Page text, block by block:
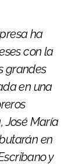
ha
con la
grandes
en una
José María
en
y